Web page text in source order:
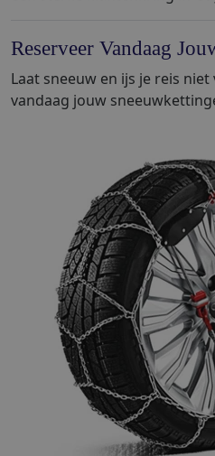
Reserveer Vandaag
Laat sneeuw en ijs je reis
vandaag jouw